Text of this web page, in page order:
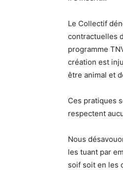
Le Collectif
contractuelles
programme
création est
être animal et
Ces pratiques
respectent
Nous
les tuant par
soif soit en les